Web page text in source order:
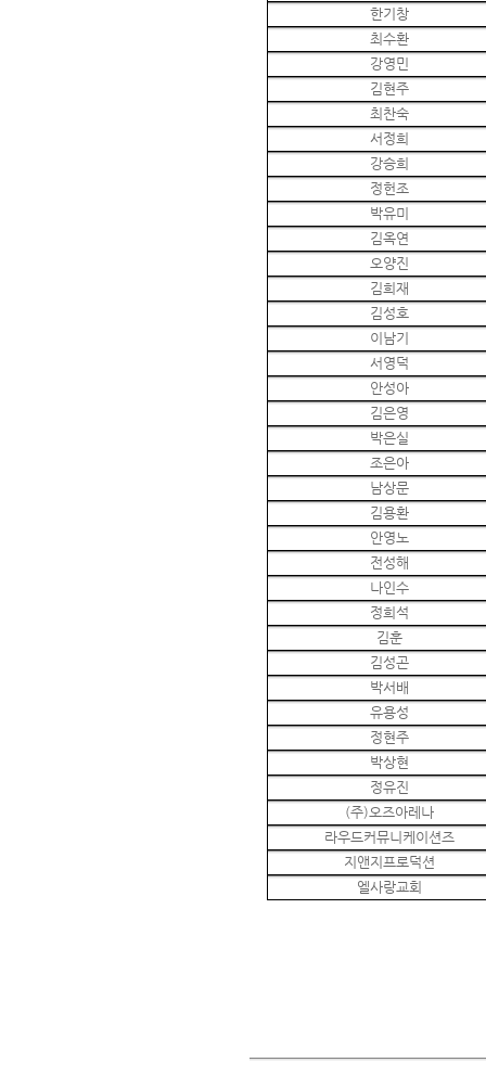
한기창
최수환
강영민
김현주
최찬숙
서정희
강승희
정헌조
박유미
김옥연
오양진
김희재
김성호
이남기
서영덕
안성아
김은영
박은실
조은아
남상문
김용환
안영노
전성해
나인수
정희석
김훈
김성곤
박서배
유용성
정현주
박상현
정유진
(주)오즈아레나
라우드커뮤니케이션즈
지앤지프로덕션
엘사랑교회